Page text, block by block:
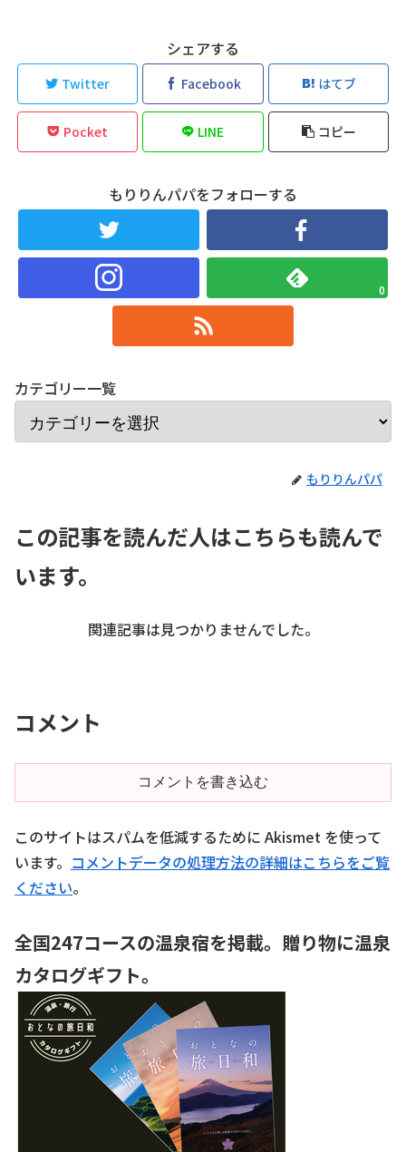
シェアする
Twitter Facebook はてブ
Pocket LINE コピー
もりりんパパをフォローする
0
カテゴリー一覧
もりりんパパ
この記事を読んだ人はこちらも読んで
います。
関連記事は見つかりませんでした。
コメント
コメントを書き込む
このサイトはスパムを低減するために Akismet を使って
います。 コメントデータの処理方法の詳細はこちらをご覧
ください。
全国247コースの温泉宿を掲載。贈り物に温泉
カタログギフト。